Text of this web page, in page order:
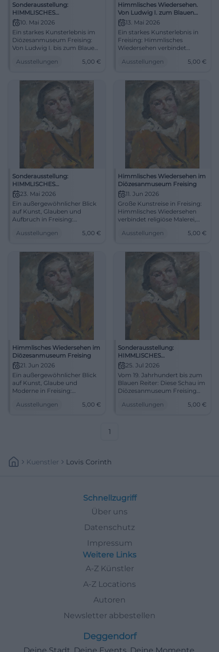
Sonderausstellung:
HIMMLISCHES
WIEDERSEHEN. Von Ludwig I.
zum Blauen Reiter
10. Mai 2026
Ein starkes Kunsterlebnis im
Diözesanmuseum Freising:
Von Ludwig I. bis zum Blauen
Kunstgeschichte in
Führung ab 5 Euro.
#KunstErleben
Ausstellungen 5,00 €
Himmlisches Wiedersehen.
Von Ludwig I. zum Blauen
Reiter13. Mai 2026
Ein starkes Kunsterlebnis in
Freising: Himmlisches
Wiedersehen verbindet
und den Aufbruch zum
Ausstellungen 5,00 €
Sonderausstellung:
HIMMLISCHES
WIEDERSEHEN. Von Ludwig I.
zum Blauen Reiter
23. Mai 2026
Ein außergewöhnlicher Blick
auf Kunst, Glauben und
Aufbruch in Freising:
zeigt Meisterwerke vom 19.
Reiter. 23.05.2026, 5 Euro.
#Kunstgeschichte
Ausstellungen 5,00 €
Himmlisches Wiedersehen im
Diözesanmuseum Freising
11. Jun 2026
Große Kunstreise in Freising:
Himmlisches Wiedersehen
verbindet religiöse Malerei,
Reiter. 11.06.2026, 5 Euro. Jetzt
Ausstellungen 5,00 €
Himmlisches Wiedersehen im
Diözesanmuseum Freising
21. Jun 2026
Ein außergewöhnlicher Blick
auf Kunst, Glaube und
Moderne in Freising:
zeigt Meisterwerke von
Ausstellungen 5,00 €
Sonderausstellung:
HIMMLISCHES
WIEDERSEHEN. Von Ludwig I.
zum Blauen Reiter
25. Jul 2026
Vom 19. Jahrhundert bis zum
Blauen Reiter: Diese Schau im
Diözesanmuseum Freising
Moderne und große Namen.
Ausstellungen 5,00 €
1
Kuenstler Lovis Corinth
Schnellzugriff
Über uns
Datenschutz
Impressum
Weitere Links
A-Z Künstler
A-Z Locations
Autoren
Newsletter abbestellen
Deggendorf